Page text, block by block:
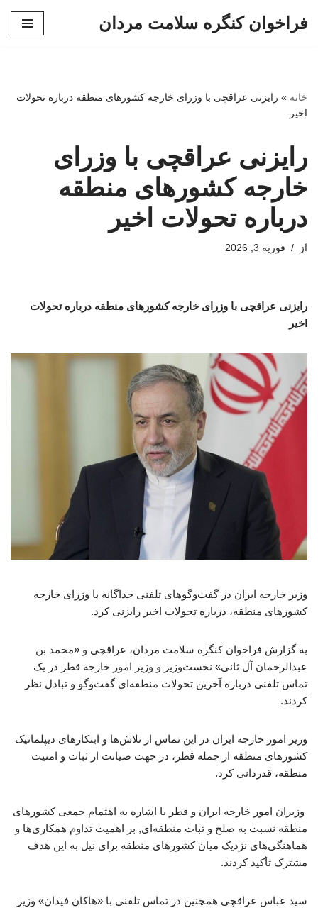
فراخوان کنگره سلامت مردان
خانه » رایزنی عراقچی با وزرای خارجه کشورهای منطقه درباره تحولات
اخیر
رایزنی عراقچی با وزرای
خارجه کشورهای منطقه
درباره تحولات اخیر
از فوریه 3, 2026
رایزنی عراقچی با وزرای خارجه کشورهای منطقه درباره تحولات
اخیر
وزیر خارجه ایران در گفت‌وگوهای تلفنی جداگانه با وزرای خارجه
کشورهای منطقه، درباره تحولات اخیر رایزنی کرد.
به گزارش فراخوان کنگره سلامت مردان، عراقچی و «محمد بن
عبدالرحمان آل ثانی» نخست‌وزیر و وزیر امور خارجه قطر در یک
تماس تلفنی درباره آخرین تحولات منطقه‌ای گفت‌وگو و تبادل نظر
کردند.
وزیر امور خارجه ایران در این تماس از تلاش‌ها و ابتکارهای دیپلماتیک
کشورهای منطقه از جمله قطر، در جهت صیانت از ثبات و امنیت
منطقه، قدردانی کرد.
وزیران امور خارجه ایران و قطر با اشاره به اهتمام جمعی کشورهای
منطقه نسبت به صلح و ثبات منطقه‌ای, بر اهمیت تداوم همکاری‌ها و
هماهنگی‌های نزدیک میان کشورهای منطقه برای نیل به این هدف
مشترک تأکید کردند.
سید عباس عراقچی همچنین در تماس تلفنی با «هاکان فیدان» وزیر